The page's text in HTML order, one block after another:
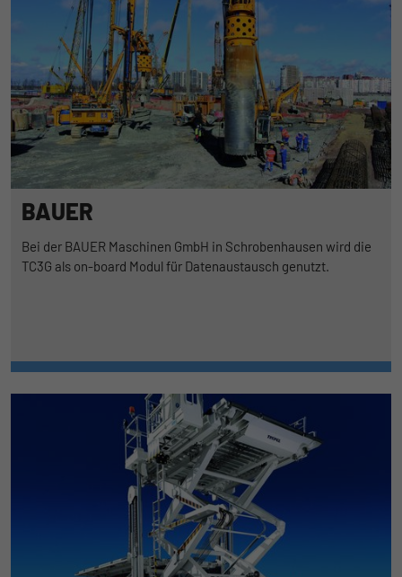
BAUER
Bei der BAUER Maschinen GmbH in Schrobenhausen wird die
TC3G als on-board Modul für Datenaustausch genutzt.